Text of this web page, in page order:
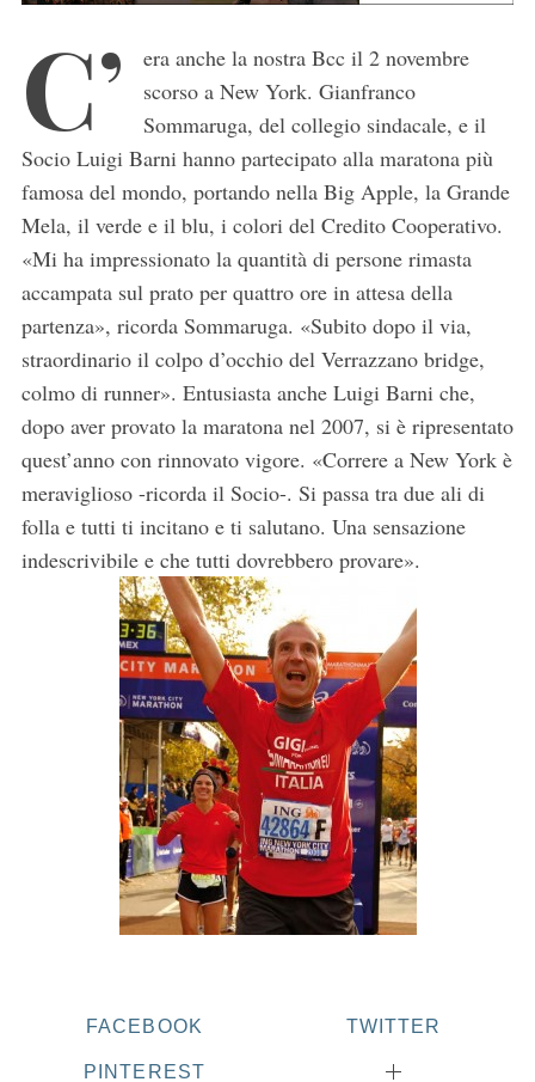
C’
era anche la nostra Bcc il 2 novembre
scorso a New York. Gianfranco
Sommaruga, del collegio sindacale, e il
Socio Luigi Barni hanno partecipato alla maratona più
famosa del mondo, portando nella Big Apple, la Grande
Mela, il verde e il blu, i colori del Credito Cooperativo.
«Mi ha impressionato la quantità di persone rimasta
accampata sul prato per quattro ore in attesa della
partenza», ricorda Sommaruga. «Subito dopo il via,
straordinario il colpo d’occhio del Verrazzano bridge,
colmo di runner». Entusiasta anche Luigi Barni che,
dopo aver provato la maratona nel 2007, si è ripresentato
quest’anno con rinnovato vigore. «Correre a New York è
meraviglioso -ricorda il Socio-. Si passa tra due ali di
folla e tutti ti incitano e ti salutano. Una sensazione
indescrivibile e che tutti dovrebbero provare».
FACEBOOK TWITTER
PINTEREST